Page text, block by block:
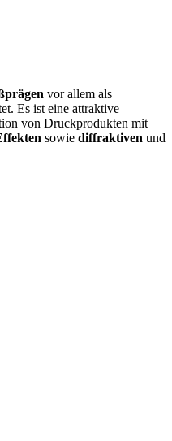
vor allem als
Es ist eine attraktive
von Druckprodukten mit
sowie diffraktiven und